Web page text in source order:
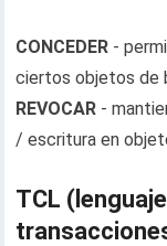
CONCEDER -
ciertos objetos de
REVOCAR -
/ escritura en
TCL